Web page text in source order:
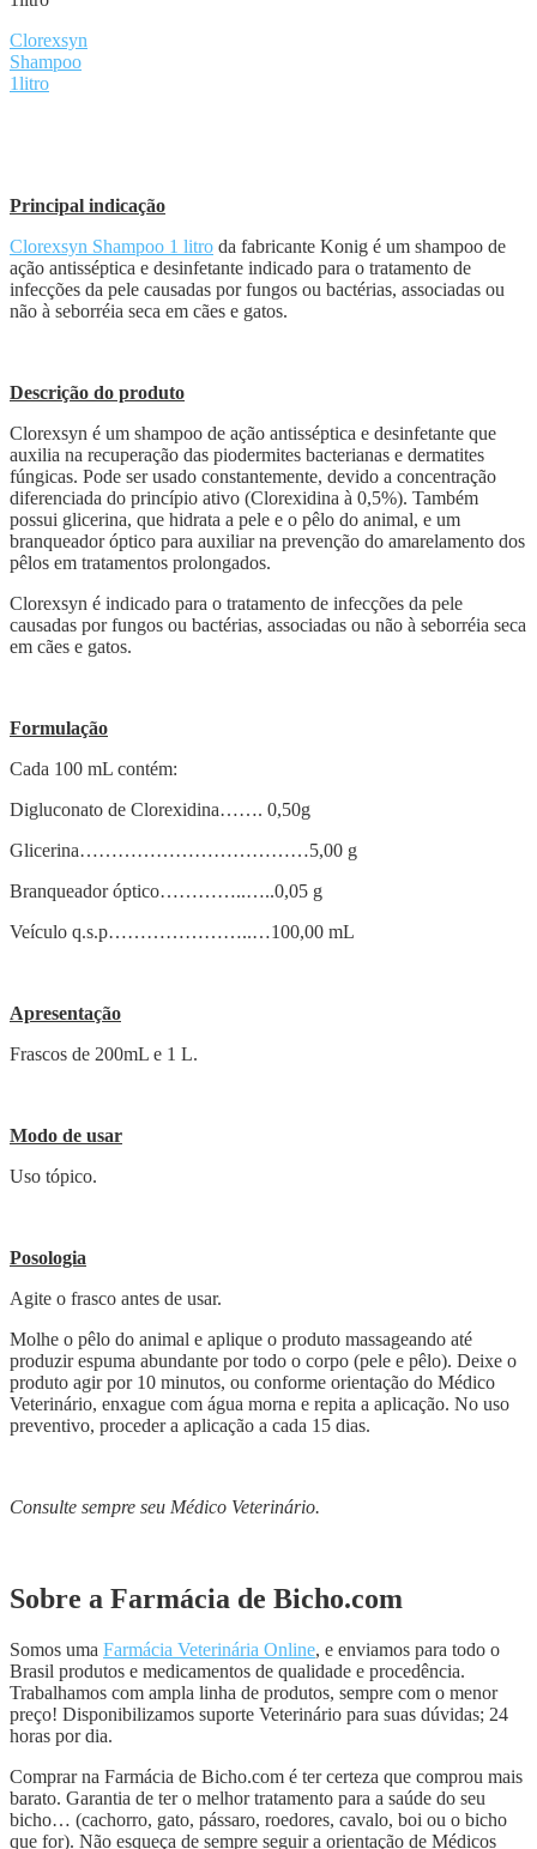
Clorexsyn
Shampoo
1litro
Principal indicação
Clorexsyn Shampoo 1 litro da fabricante Konig é um shampoo de
ação antisséptica e desinfetante indicado para o tratamento de
infecções da pele causadas por fungos ou bactérias, associadas ou
não à seborréia seca em cães e gatos.
Descrição do produto
Clorexsyn é um shampoo de ação antisséptica e desinfetante que
auxilia na recuperação das piodermites bacterianas e dermatites
fúngicas. Pode ser usado constantemente, devido a concentração
diferenciada do princípio ativo (Clorexidina à 0,5%). Também
possui glicerina, que hidrata a pele e o pêlo do animal, e um
branqueador óptico para auxiliar na prevenção do amarelamento dos
pêlos em tratamentos prolongados.
Clorexsyn é indicado para o tratamento de infecções da pele
causadas por fungos ou bactérias, associadas ou não à seborréia seca
em cães e gatos.
Formulação
Cada 100 mL contém:
Digluconato de Clorexidina……. 0,50g
Glicerina………………………………5,00 g
Branqueador óptico…………..…..0,05 g
Veículo q.s.p…………………..…100,00 mL
Apresentação
Frascos de 200mL e 1 L.
Modo de usar
Uso tópico.
Posologia
Agite o frasco antes de usar.
Molhe o pêlo do animal e aplique o produto massageando até
produzir espuma abundante por todo o corpo (pele e pêlo). Deixe o
produto agir por 10 minutos, ou conforme orientação do Médico
Veterinário, enxague com água morna e repita a aplicação. No uso
preventivo, proceder a aplicação a cada 15 dias.
Consulte sempre seu Médico Veterinário.
Sobre a Farmácia de Bicho.com
Somos uma Farmácia Veterinária Online, e enviamos para todo o
Brasil produtos e medicamentos de qualidade e procedência.
Trabalhamos com ampla linha de produtos, sempre com o menor
preço! Disponibilizamos suporte Veterinário para suas dúvidas; 24
horas por dia.
Comprar na Farmácia de Bicho.com é ter certeza que comprou mais
barato. Garantia de ter o melhor tratamento para a saúde do seu
bicho… (cachorro, gato, pássaro, roedores, cavalo, boi ou o bicho
que for). Não esqueça de sempre seguir a orientação de Médicos